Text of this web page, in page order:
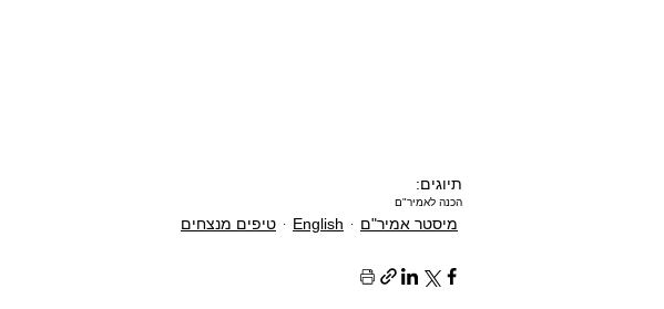
תיוגים:
הכנה לאמיר"ם
מיסטר אמיר"ם English טיפים מנצחים